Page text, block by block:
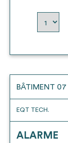
BÂTIMENT 07
EQT TECH.
ALARME